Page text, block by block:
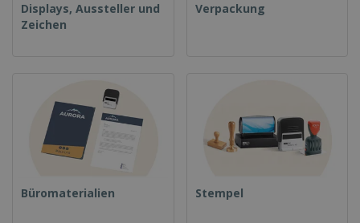
Displays, Aussteller und
Zeichen
Verpackung
Büromaterialien Stempel